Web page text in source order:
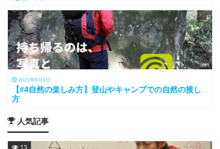
2021年8月9日
【#4自然の楽しみ方】登山やキャンプでの自然の接し
方
人気記事